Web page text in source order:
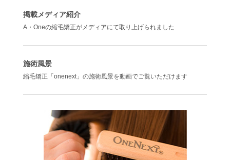
掲載メディア紹介
A・Oneの縮毛矯正がメディアにて取り上げられました
施術風景
縮毛矯正「onenext」の施術風景を動画でご覧いただけます